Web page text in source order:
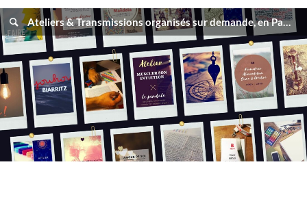
Ateliers & Transmissions organisés sur demande, en Pays Basque Nord & Sud Groupes de 3, 5 ou 8 personnes selon les thèmes